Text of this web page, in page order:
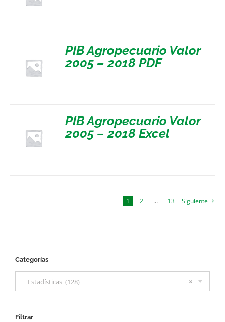
PIB Agropecuario Valor
2005 – 2018 PDF
PIB Agropecuario Valor
2005 – 2018 Excel
1 2 … 13 Siguiente
Categorías
×
Estadísticas (128)
Filtrar